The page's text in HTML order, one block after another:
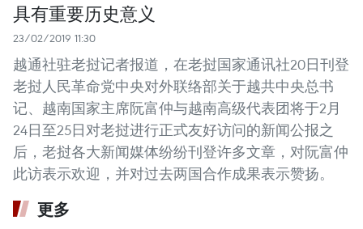
具有重要历史意义
23/02/2019 11:30
越通社驻老挝记者报道，在老挝国家通讯社20日刊登
老挝人民革命党中央对外联络部关于越共中央总书
记、越南国家主席阮富仲与越南高级代表团将于2月
24日至25日对老挝进行正式友好访问的新闻公报之
后，老挝各大新闻媒体纷纷刊登许多文章，对阮富仲
此访表示欢迎，并对过去两国合作成果表示赞扬。
更多